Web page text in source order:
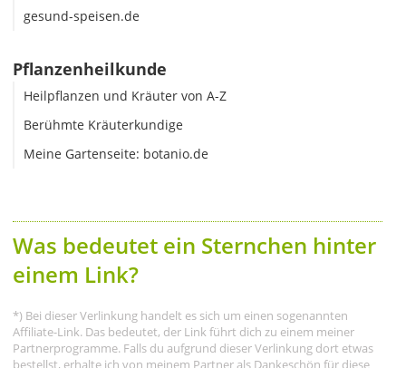
gesund-speisen.de
Pflanzenheilkunde
Heilpflanzen und Kräuter von A-Z
Berühmte Kräuterkundige
Meine Gartenseite: botanio.de
Was bedeutet ein Sternchen hinter
einem Link?
*) Bei dieser Verlinkung handelt es sich um einen sogenannten
Affiliate-Link. Das bedeutet, der Link führt dich zu einem meiner
Partnerprogramme. Falls du aufgrund dieser Verlinkung dort etwas
bestellst, erhalte ich von meinem Partner als Dankeschön für diese